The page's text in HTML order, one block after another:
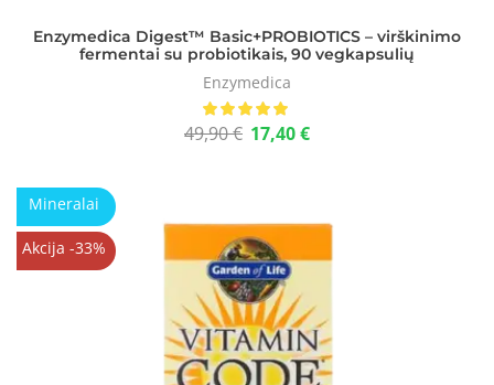
Enzymedica Digest™ Basic+PROBIOTICS – virškinimo
fermentai su probiotikais, 90 vegkapsulių
Enzymedica
49,90€ 17,40€
Mineralai
Akcija -33%